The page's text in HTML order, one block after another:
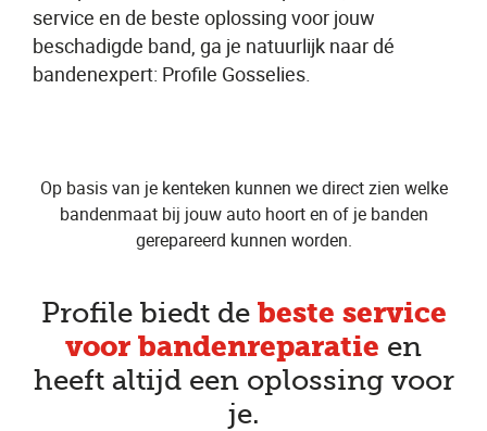
service en de beste oplossing voor jouw
beschadigde band, ga je natuurlijk naar dé
bandenexpert: Profile Gosselies.
Op basis van je kenteken kunnen we direct zien welke
bandenmaat bij jouw auto hoort en of je banden
gerepareerd kunnen worden.
Profile biedt debeste service
voor bandenreparatie en
heeft altijd een oplossing voor
je.